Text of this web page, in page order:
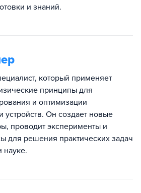
и знаний.
который применяет
принципы для
и оптимизации
устройств. Он создает новые
проводит эксперименты и
для решения практических задач